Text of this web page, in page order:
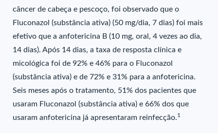
câncer de cabeça e pescoço, foi observado que o
Fluconazol (substância ativa) (50 mg/dia, 7 dias) foi mais
efetivo que a anfotericina B (10 mg, oral, 4 vezes ao dia,
14 dias). Após 14 dias, a taxa de resposta clínica e
micológica foi de 92% e 46% para o Fluconazol
(substância ativa) e de 72% e 31% para a anfotericina.
Seis meses após o tratamento, 51% dos pacientes que
usaram Fluconazol (substância ativa) e 66% dos que
usaram anfotericina já apresentaram reinfecção.1